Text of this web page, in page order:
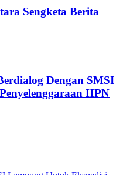
Sengketa Berita
Dengan SMSI
HPN